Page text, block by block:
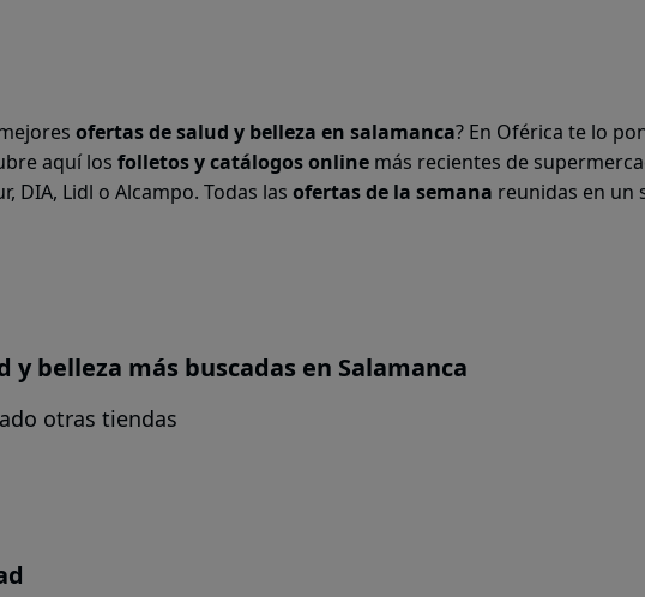
ofertas de salud y belleza en salamanca? En Oférica te lo
aquí los folletos y catálogos online más recientes de
DIA, Lidl o Alcampo. Todas las ofertas de la semana reunidas en un
y belleza más buscadas en Salamanca
otras tiendas